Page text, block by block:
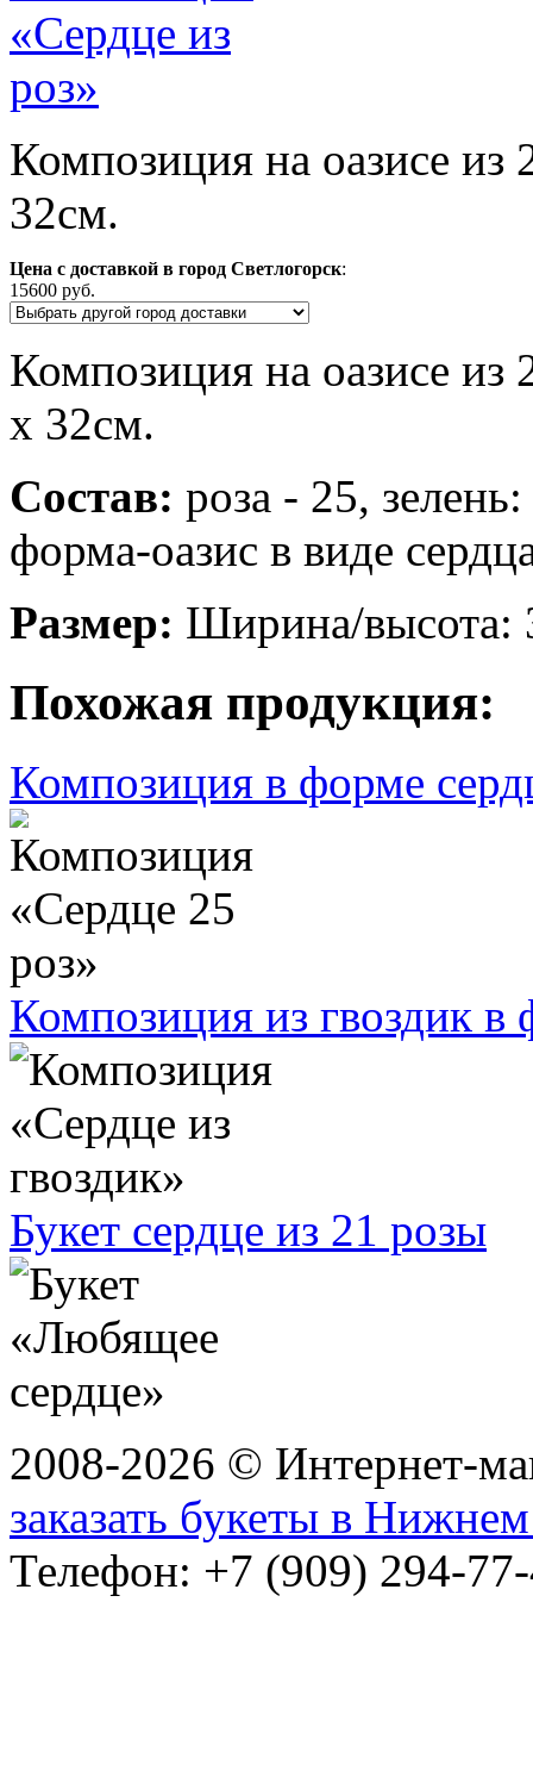
Композиция на оазисе из
32см.
Цена с доставкой в город Светлогорск:
15600 руб.
Композиция на оазисе
х 32см.
Состав: роза - 25,
форма-оазис в виде
Размер: Ширина/высота:
Похожая продукция:
Композиция в форме
Композиция из гвоздик в
Букет сердце из 21 розы
2008-2026 © Интернет-
заказать букеты в
Телефон: +7 (909) 294-